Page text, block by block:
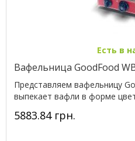
Есть в
Вафельница GoodFood
Представляем вафельницу
выпекает вафли в форме
5883.84 грн.